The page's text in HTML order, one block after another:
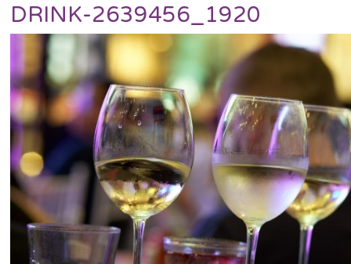
DRINK-2639456_1920